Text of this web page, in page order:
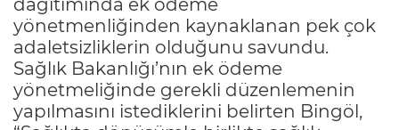
yönetmenliğinden kaynaklanan pek çok
adaletsizliklerin olduğunu savundu.
Sağlık Bakanlığı’nın ek ödeme
yönetmeliğinde gerekli düzenlemenin
yapılmasını istediklerini belirten Bingöl,